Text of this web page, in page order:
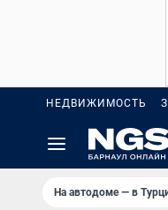
НЕДВИЖИМОСТЬ
На автодоме — в